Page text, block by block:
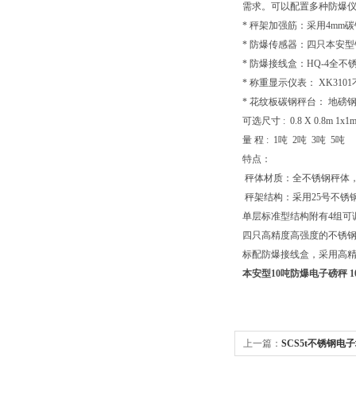
需求。可以配置多种防爆
* 秤架加强筋：采用4mm
* 防爆传感器：四只本安
* 防爆接线盒：HQ-4全不
* 称重显示仪表：
* 花纹板碳钢秤台： 地磅
可选尺寸 : 0.8 X 0.8m
量 程 : 1吨 2吨 3吨 5吨
特点：
秤体材质：全不锈钢秤体
秤架结构：采用25号不锈
单层标准型结构附有4组
四只高精度高强度的不锈
标配防爆接线盒，采用高
本安型10吨防爆电子磅秤
上一篇： SCS5t不锈钢电